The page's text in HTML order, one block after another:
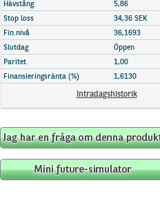
Hävstång
5,86
Stop loss
34,36 SEK
Fin.nivå
36,1693
Slutdag
Öppen
Paritet
1,00
Finansieringsränta (%)
1,6130
Intradagshistorik